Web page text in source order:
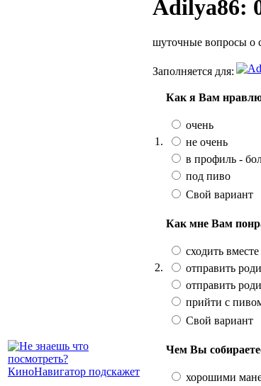
Adilya86:
шуточные вопросы о
Заполняется для:
1.
Как я Вам
очень
не очень
в профиль -
под пиво
Свой вариант
2.
Как мне Вам
сходить
отправить
отправить
прийти с
Свой вариант
Чем Вы
хорошими